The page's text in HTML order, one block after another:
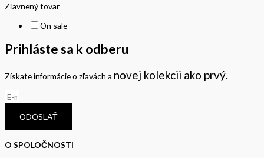
Zľavnený tovar
On sale
Prihláste sa k odberu
Získate informácie o zľavách a novej kolekcii ako prvý.
ODOSLAŤ
O SPOLOČNOSTI